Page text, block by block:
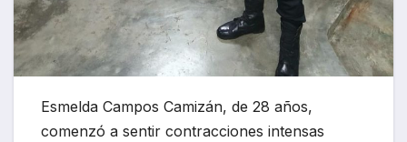
Esmelda Campos Camizán, de 28 años,
comenzó a sentir contracciones intensas